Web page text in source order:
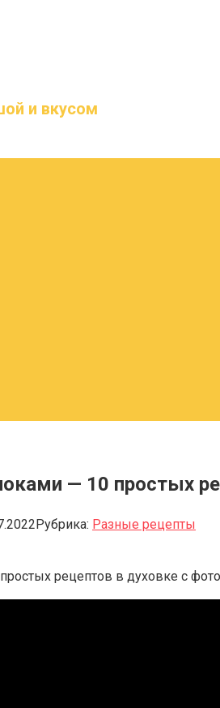
и вкусом
— 10 простых
Рубрика: Разные рецепты